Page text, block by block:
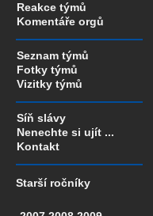
Reakce týmů
Komentáře orgů
Seznam týmů
Fotky týmů
Vizitky týmů
Síň slávy
Nenechte si ujít ...
Kontakt
Starší ročníky